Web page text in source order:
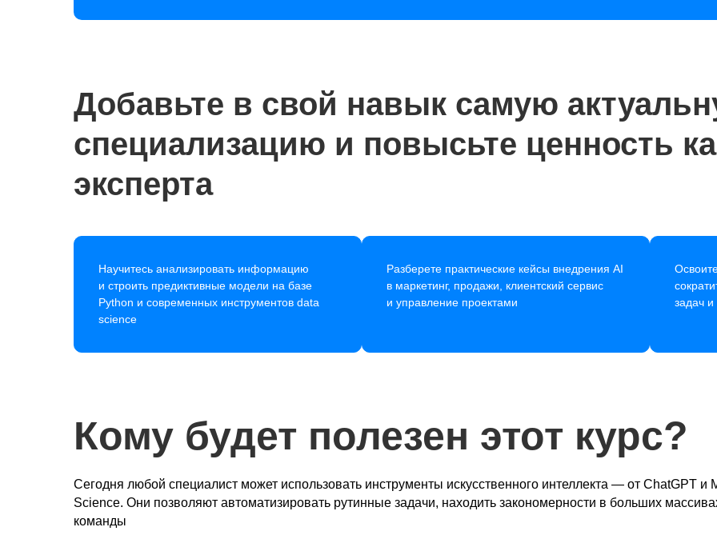
Добавьте в свой навык самую
специализацию и повысьте ценность
эксперта
Научитесь анализировать информацию
и строить предиктивные модели на базе
Python и современных инструментов data
science
Разберете практические кейсы внедрения AI
в маркетинг, продажи, клиентский сервис
и управление проектами
задач и
Кому будет полезен этот курс?
Сегодня любой специалист может использовать инструменты искусственного интеллекта — от ChatGPT
Science. Они позволяют автоматизировать рутинные задачи, находить закономерности в больших
команды